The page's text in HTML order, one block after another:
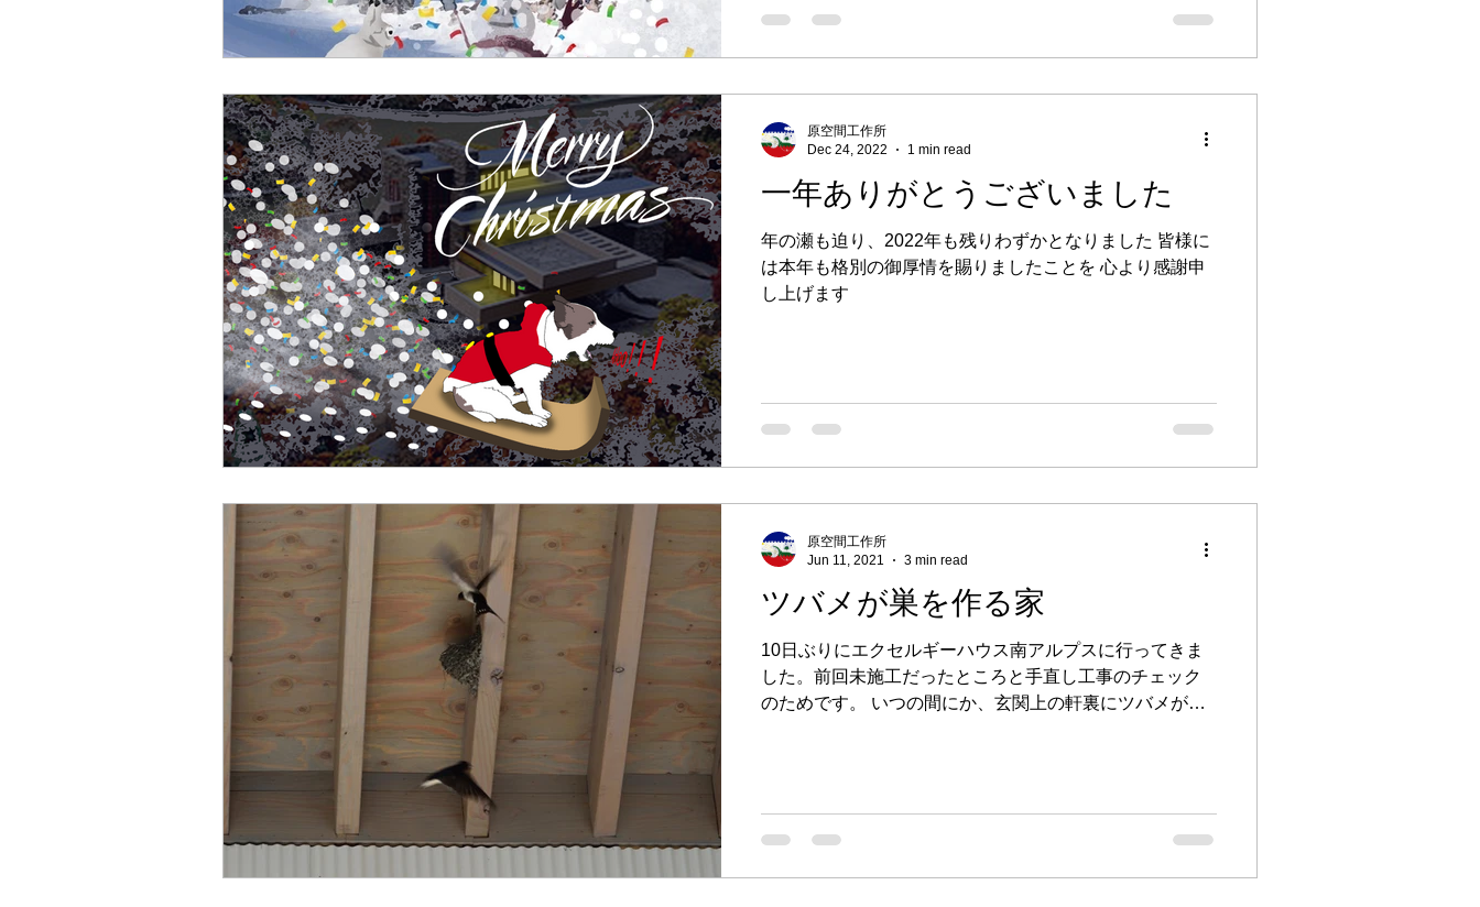
一年ありがとうございました
年の瀬も迫り、2022年も残りわずかとなりました 皆様に
は本年も格別の御厚情を賜りましたことを 心より感謝申
し上げます
原空間工作所
Dec 24, 2022
1 min read
ツバメが巣を作る家
10日ぶりにエクセルギーハウス南アルプスに行ってきま
した。前回未施工だったところと手直し工事のチェック
のためです。 いつの間にか、玄関上の軒裏にツバメが巣
原空間工作所
Jun 11, 2021
3 min read